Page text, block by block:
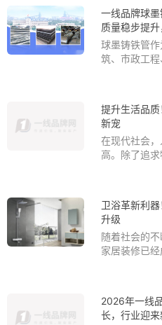
精板一线品牌排行榜
彩涂板一线品牌排行榜
颗粒板一线品牌排行榜
一线品牌球
质量稳步提
球墨铸铁管
筑、市政工
用。随着社
增强。
提升生活品
新宠
在现代社会
高。除了追
生活中的细
来，随着科
求，一种新
位器逐渐成
便利和舒适
卫浴革新利
升级
随着社会的不
家居装修已
环。在家居
在卫浴间中
要，它不仅
2026年一线
长，行业迎